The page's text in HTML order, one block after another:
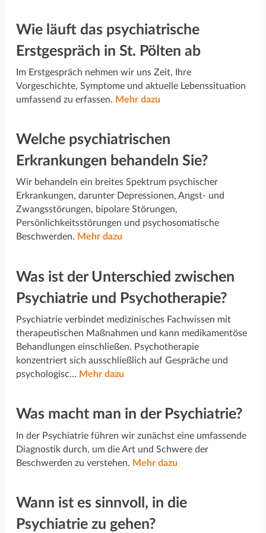
Wie läuft das psychiatrische
Erstgespräch in St. Pölten ab
Im Erstgespräch nehmen wir uns Zeit, Ihre
Vorgeschichte, Symptome und aktuelle Lebenssituation
umfassend zu erfassen. Mehr dazu
Welche psychiatrischen
Erkrankungen behandeln Sie?
Wir behandeln ein breites Spektrum psychischer
Erkrankungen, darunter Depressionen, Angst- und
Zwangsstörungen, bipolare Störungen,
Persönlichkeitsstörungen und psychosomatische
Beschwerden. Mehr dazu
Was ist der Unterschied zwischen
Psychiatrie und Psychotherapie?
Psychiatrie verbindet medizinisches Fachwissen mit
therapeutischen Maßnahmen und kann medikamentöse
Behandlungen einschließen. Psychotherapie
konzentriert sich ausschließlich auf Gespräche und
psychologisc… Mehr dazu
Was macht man in der Psychiatrie?
In der Psychiatrie führen wir zunächst eine umfassende
Diagnostik durch, um die Art und Schwere der
Beschwerden zu verstehen. Mehr dazu
Wann ist es sinnvoll, in die
Psychiatrie zu gehen?